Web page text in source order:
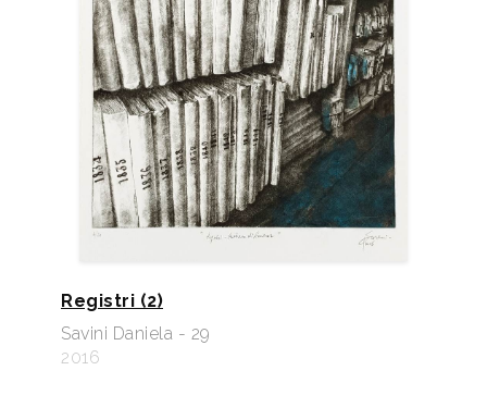
Registri (2)
Savini Daniela - 29
2016